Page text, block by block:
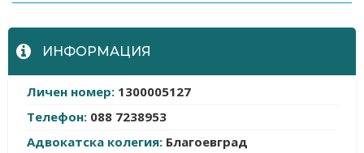
ИНФОРМАЦИЯ
Личен номер: 1300005127
Телефон: 088 7238953
Адвокатска колегия: Благоевград